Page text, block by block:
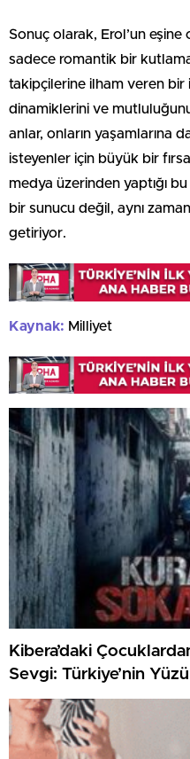
Sonuç olarak, Erol’un eşine
sadece romantik bir
takipçilerine ilham veren bir
dinamiklerini ve
anlar, onların yaşamlarına
isteyenler için büyük bir
medya üzerinden yaptığı
bir sunucu değil, aynı
getiriyor.
Kaynak: Milliyet
Kibera’daki
Sevgi: Türkiye’nin Yüzü